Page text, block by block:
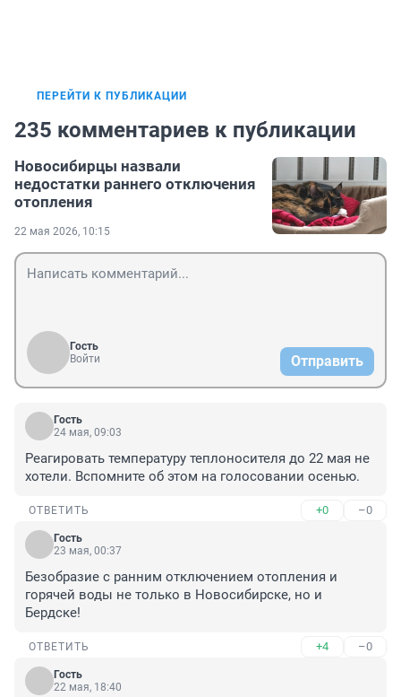
ПЕРЕЙТИ К ПУБЛИКАЦИИ
235 комментариев к публикации
Новосибирцы назвали
недостатки раннего отключения
отопления
22 мая 2026, 10:15
Гость
Войти
Отправить
Гость
24 мая, 09:03
Реагировать температуру теплоносителя до 22 мая не
хотели. Вспомните об этом на голосовании осенью.
ОТВЕТИТЬ +0 –0
Гость
23 мая, 00:37
Безобразие с ранним отключением отопления и
горячей воды не только в Новосибирске, но и
Бердске!
ОТВЕТИТЬ +4 –0
Гость
22 мая, 18:40